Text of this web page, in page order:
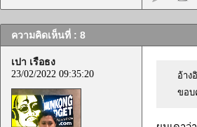
ความคิดเห็นที่ : 8
เปา เรือธง
23/02/2022 09:35:20 อ้าง
ขอบ